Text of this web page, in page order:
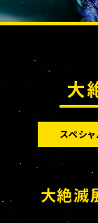
大
スペシ
大絶